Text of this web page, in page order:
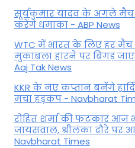
सूर्यकुमार यादव के अगले
करेंगे धमाका - ABP News
WTC में भारत के लिए हर मैच
मुकाबला हारने पर बिगड़
Aaj Tak News
KKR के नए कप्तान बनेंगे
मचा हड़कंप - Navbharat
रोहित शर्मा की फटकार आज
जायसवाल, श्रीलंका दौरे पर
Navbharat Times